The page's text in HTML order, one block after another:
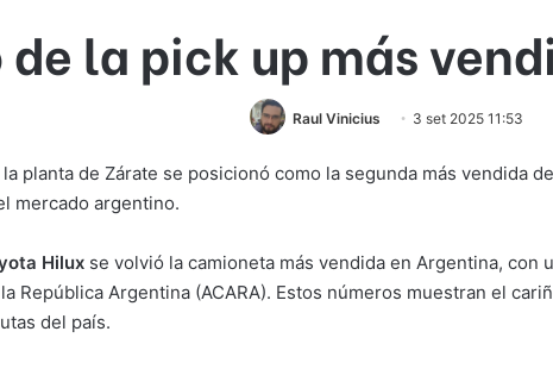
de la pick up más
Raul Vinicius 3 set 2025 11:53
planta de Zárate se posicionó como la segunda más vendida
mercado argentino.
Hilux se volvió la camioneta más vendida en Argentina, con
República Argentina (ACARA). Estos números muestran el
del país.